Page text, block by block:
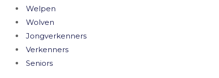
Welpen
Wolven
Jongverkenners
Verkenners
Seniors